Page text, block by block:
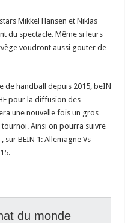
Mikkel Hansen et Niklas
du spectacle. Même si leurs
voudront aussi gouter de
de handball depuis 2015, beIN
pour la diffusion des
une nouvelle fois un gros
Ainsi on pourra suivre
sur BEIN 1: Allemagne Vs
du monde